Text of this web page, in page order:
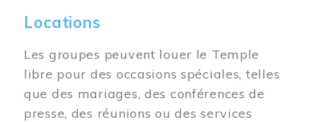
Locations
Les groupes peuvent louer le Temple
libre pour des occasions spéciales, telles
que des mariages, des conférences de
presse, des réunions ou des services